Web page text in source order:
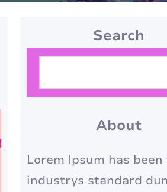
Search
s
i
s
About
Lorem Ipsum has been
industrys standard